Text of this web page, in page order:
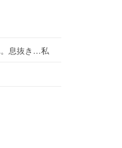
。息抜き…私